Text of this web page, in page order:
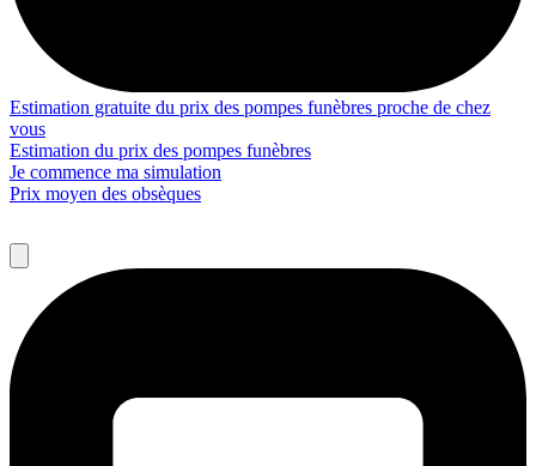
Estimation gratuite du prix des pompes funèbres proche de chez
vous
Estimation du prix des pompes funèbres
Je commence ma simulation
Prix moyen des obsèques